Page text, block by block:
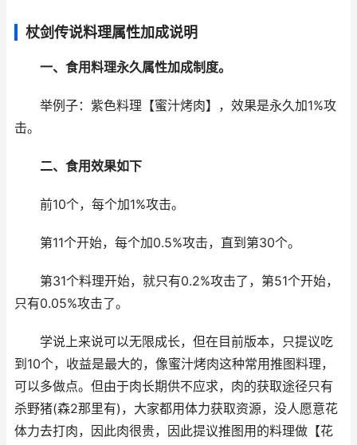
杖剑传说料理属性加成说明
一、食用料理永久属性加成制度。
举例子：紫色料理【蜜汁烤肉】，效果是永久加1%攻
击。
二、食用效果如下
前10个，每个加1%攻击。
第11个开始，每个加0.5%攻击，直到第30个。
第31个料理开始，就只有0.2%攻击了，第51个开始，
只有0.05%攻击了。
学说上来说可以无限成长，但在目前版本，只提议吃
到10个，收益是最大的，像蜜汁烤肉这种常用推图料理，
可以多做点。但由于肉长期供不应求，肉的获取途径只有
杀野猪(森2那里有)，大家都用体力获取资源，没人愿意花
体力去打肉，因此肉很贵，因此提议推图用的料理做【花